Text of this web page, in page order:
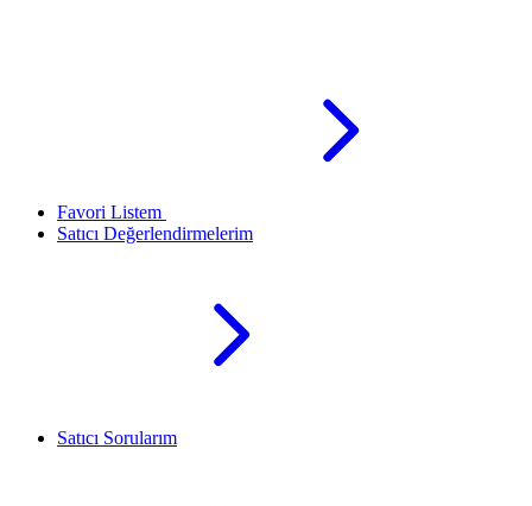
Favori Listem
Satıcı Değerlendirmelerim
Satıcı Sorularım